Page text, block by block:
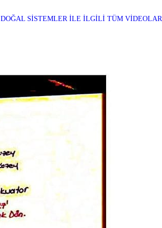
DOĞAL SİSTEMLER İLE İLGİLİ TÜM VİDEOLAR